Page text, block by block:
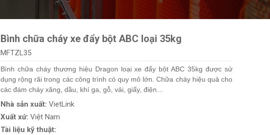
Bình chữa cháy xe đẩy bột ABC loại 35kg
MFTZL35
Bình chữa cháy thương hiệu Dragon loại xe đẩy bột ABC 35kg được sử
dụng rộng rãi trong các công trình có quy mô lớn. Chữa cháy hiệu quả cho
các đám cháy xăng, dầu, khí ga, gỗ, vải, giấy, điện…
Nhà sản xuất: VietLink
Xuất xứ: Việt Nam
Tài liệu kỹ thuật: